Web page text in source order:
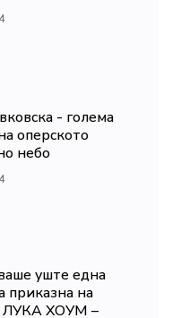
- голема
оперското
небо
уште една
приказна на
ХОУМ –